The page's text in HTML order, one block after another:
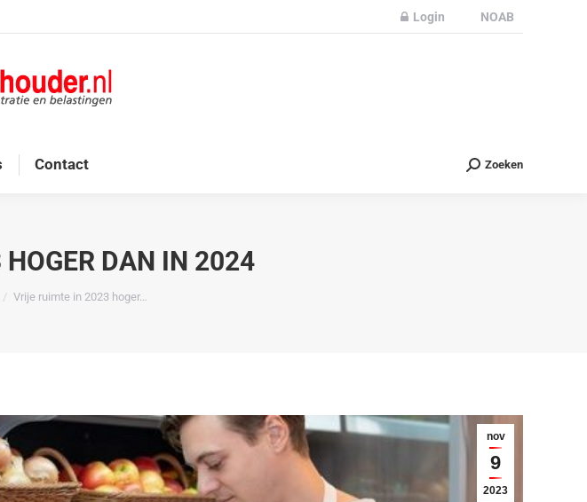
Login NOAB
Contact Zoeken
DAN IN 2024
Vrije ruimte in 2023 hoger…
nov
9
2023
doelgroep Over ons Partners Nieuws Contact Zoeken